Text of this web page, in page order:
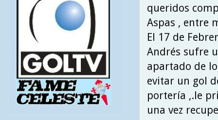
queridos
Aspas , entre
El 17 de
Andrés sufre
apartado de
evitar un gol
portería ,.le
una vez